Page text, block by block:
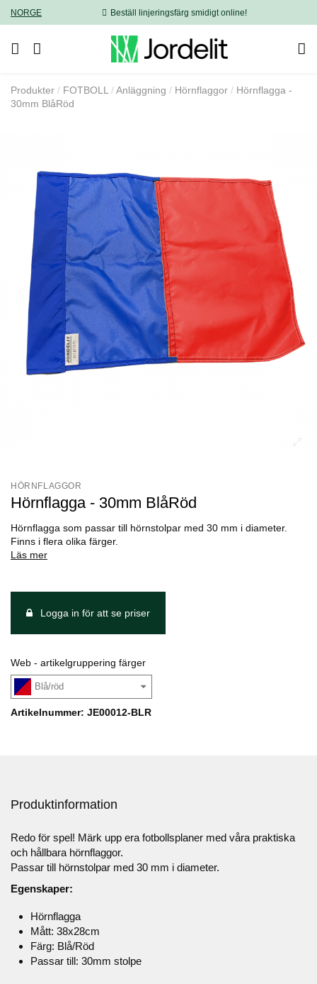
NORGE Beställ linjeringsfärg smidigt online!
Produkter FOTBOLL Anläggning Hörnflaggor
Hörnflagga -
30mm BlåRöd
HÖRNFLAGGOR
Hörnflagga - 30mm BlåRöd
Hörnflagga som passar till hörnstolpar med 30 mm i diameter.
Finns i flera olika färger.
Läs mer
Logga in för att se priser
Web - artikelgruppering färger
Blå/röd
Artikelnummer: JE00012-BLR
Produktinformation
Redo för spel! Märk upp era fotbollsplaner med våra praktiska
och hållbara hörnflaggor.
Passar till hörnstolpar med 30 mm i diameter.
Egenskaper:
Hörnflagga
Mått: 38x28cm
Färg: Blå/Röd
Passar till: 30mm stolpe